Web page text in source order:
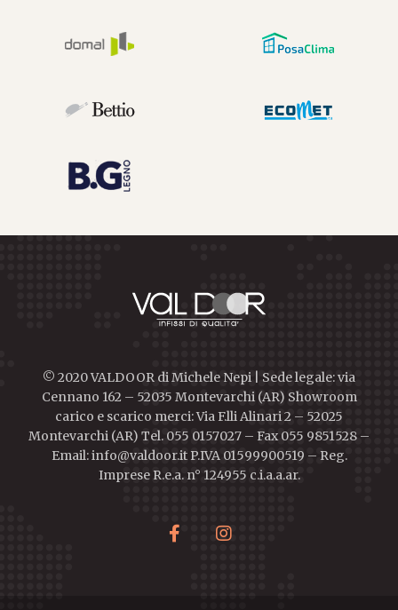
© 2020 VALDOOR di Michele Nepi | Sede legale: via
Cennano 162 – 52035 Montevarchi (AR) Showroom
carico e scarico merci: Via F.lli Alinari 2 – 52025
Montevarchi (AR) Tel. 055 0157027 – Fax 055 9851528 –
Email: info@valdoor.it P.IVA 01599900519 – Reg.
Imprese R.e.a. n° 124955 c.i.a.a.ar.